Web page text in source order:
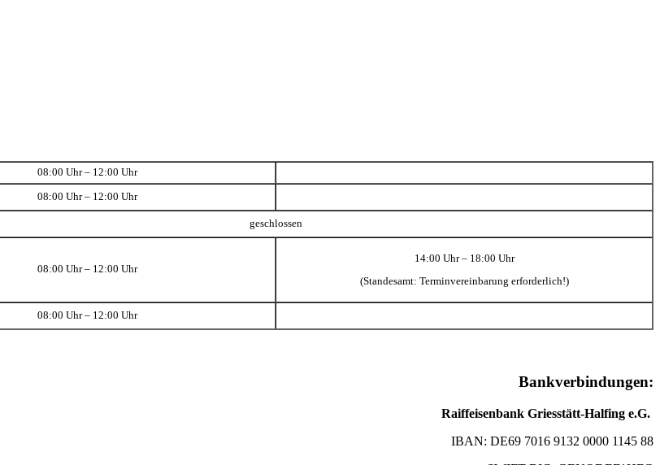
08:00 Uhr – 12:00 Uhr
08:00 Uhr – 12:00 Uhr
geschlossen
08:00 Uhr – 12:00 Uhr
14:00 Uhr – 18:00 Uhr
(Standesamt: Terminvereinbarung erforderlich!)
08:00 Uhr – 12:00 Uhr
Bankverbindungen:
Raiffeisenbank Griesstätt-Halfing e.G.
IBAN: DE69 7016 9132 0000 1145 88